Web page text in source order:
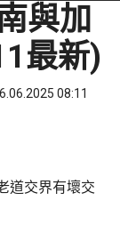
與加
最新)
08:11
道交界有壞交